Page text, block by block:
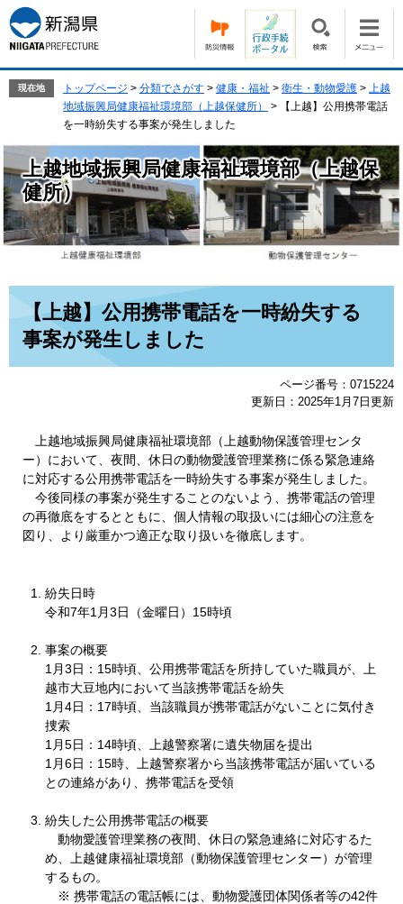
ー
ジ
の
ニ
ュ
ー
本
文
へ
現在地 トップページ > 分類でさがす > 健康・福祉 > 衛生・動物愛護 > 上越
地域振興局健康福祉環境部（上越保健所）
>
【上越】公用携帯電話
を一時紛失する事案が発生しました
上越地域振興局健康福祉環境部（上越保
健所）
【上越】公用携帯電話を一時紛失する
事案が発生しました
ページ番号：0715224
更新日：2025年1月7日更新
上越地域振興局健康福祉環境部（上越動物保護管理センタ
ー）において、夜間、休日の動物愛護管理業務に係る緊急連絡
に対応する公用携帯電話を一時紛失する事案が発生しました。
今後同様の事案が発生することのないよう、携帯電話の管理
の再徹底をするとともに、個人情報の取扱いには細心の注意を
図り、より厳重かつ適正な取り扱いを徹底します。
紛失日時
令和7年1月3日（金曜日）15時頃
事案の概要
1月3日：15時頃、公用携帯電話を所持していた職員が、上
越市大豆地内において当該携帯電話を紛失
1月4日：17時頃、当該職員が携帯電話がないことに気付き
捜索
1月5日：14時頃、上越警察署に遺失物届を提出
1月6日：15時、上越警察署から当該携帯電話が届いている
との連絡があり、携帯電話を受領
紛失した公用携帯電話の概要
動物愛護管理業務の夜間、休日の緊急連絡に対応するた
め、上越健康福祉環境部（動物保護管理センター）が管理
するもの。
※ 携帯電話の電話帳には、動物愛護団体関係者等の42件